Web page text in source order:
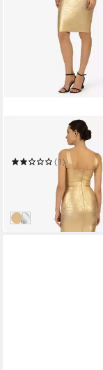
(1)
229,90 €
in 5-6 Werktagen bei dir
goldsilber